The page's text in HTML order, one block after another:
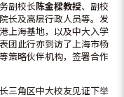
副校长 陈金樑教授、副校
长及高层行政人员等。发
上海基地，以及中大入学
团此行亦到访了上海市杨
策略伙伴机构，签署合作
三角区中大校友见证下举